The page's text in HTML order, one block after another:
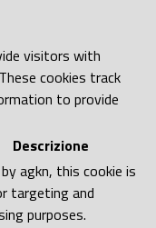
visitors with
cookies track
to provide
Descrizione
agkn, this cookie is
targeting and
purposes.